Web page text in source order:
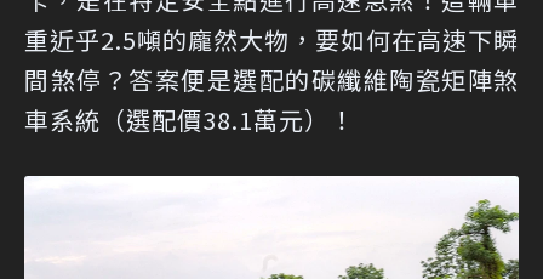
重近乎2.5噸的龐然大物，要如何在高速下瞬
間煞停？答案便是選配的碳纖維陶瓷矩陣煞
車系統（選配價38.1萬元）！